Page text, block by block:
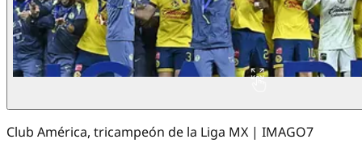
Club América, tricampeón de la Liga MX | IMAGO7